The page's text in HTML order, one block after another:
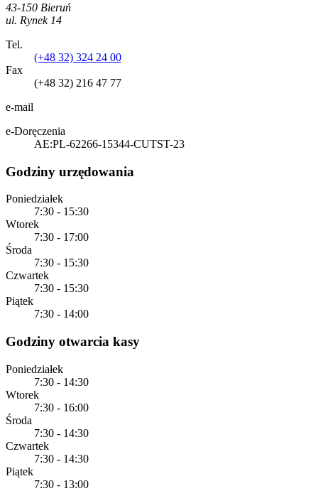
43-150 Bieruń
ul. Rynek 14
Tel.
(+48 32) 324 24 00
Fax
(+48 32) 216 47 77
e-mail
e-Doręczenia
AE:PL-62266-15344-CUTST-23
Godziny urzędowania
Poniedziałek
7:30 - 15:30
Wtorek
7:30 - 17:00
Środa
7:30 - 15:30
Czwartek
7:30 - 15:30
Piątek
7:30 - 14:00
Godziny otwarcia kasy
Poniedziałek
7:30 - 14:30
Wtorek
7:30 - 16:00
Środa
7:30 - 14:30
Czwartek
7:30 - 14:30
Piątek
7:30 - 13:00